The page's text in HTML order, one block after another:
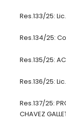
Res.133/25:
Res.134/25:
Res.135/25:
Res.136/25:
Res.137/25:
CHAVEZ